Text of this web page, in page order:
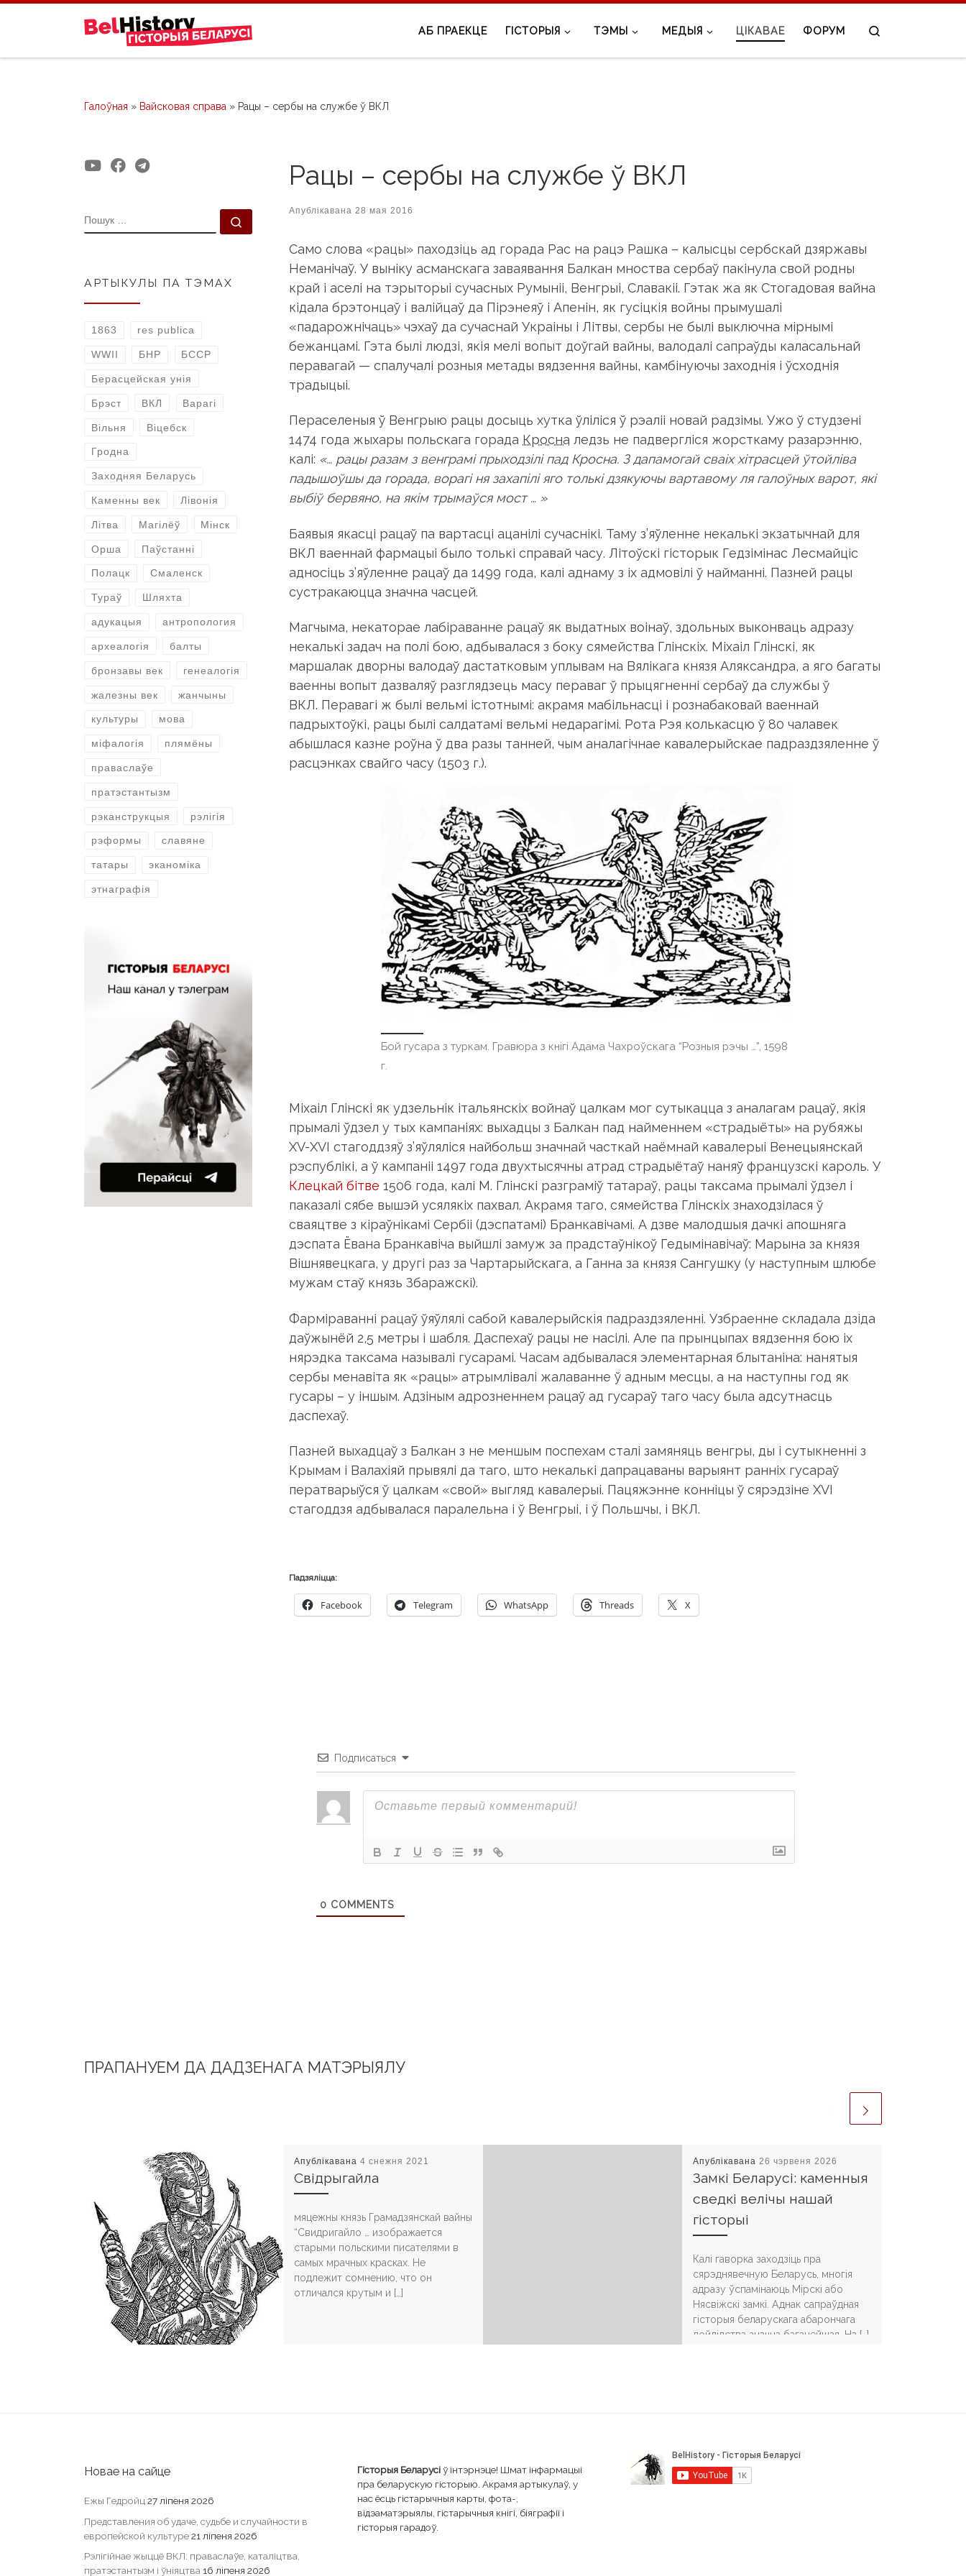
Skip to content
АБ ПРАЕКЦЕ ГІСТОРЫЯ ТЭМЫ МЕДЫЯ ЦІКАВАЕ ФОРУМ
Галоўная » Вайсковая справа » Рацы – сербы на службе ў ВКЛ
Рацы – сербы на службе ў ВКЛ
Апублікавана 28 мая 2016
Само слова «рацы» паходзіць ад горада Рас на рацэ Рашка – калысцы сербскай дзяржавы
Неманічаў. У выніку асманскага заваявання Балкан мноства сербаў пакінула свой родны
край і аселі на тэрыторыі сучасных Румыніі, Венгрыі, Славакіі. Гэтак жа як Стогадовая вайна
кідала брэтонцаў і валійцаў да Пірэнеяў і Апенін, як гусіцкія войны прымушалі
«падарожнічаць» чэхаў да сучаснай Украіны і Літвы, сербы не былі выключна мірнымі
бежанцамі. Гэта былі людзі, якія мелі вопыт доўгай вайны, валодалі сапраўды каласальнай
перавагай — спалучалі розныя метады вядзення вайны, камбінуючы заходнія і ўсходнія
традыцыі.
Пераселеныя ў Венгрыю рацы досыць хутка ўліліся ў рэаліі новай радзімы. Ужо ў студзені
1474 года жыхары польскага горада Кросна ледзь не падвергліся жорсткаму разарэнню,
калі: «… рацы разам з венграмі прыходзілі пад Кросна. З дапамогай сваіх хітрасцей ўтойліва
падышоўшы да горада, ворагі ня захапілі яго толькі дзякуючы вартавому ля галоўных варот, які
выбіў бервяно, на якім трымаўся мост … »
Баявыя якасці рацаў па вартасці ацанілі сучаснікі. Таму з’яўленне некалькі экзатычнай для
ВКЛ ваеннай фармацыі было толькі справай часу. Літоўскі гісторык Гедзімінас Лесмайціс
адносіць з’яўленне рацаў да 1499 года, калі аднаму з іх адмовілі ў найманні. Пазней рацы
сустракаюцца значна часцей.
Магчыма, некаторае лабіраванне рацаў як выдатных воінаў, здольных выконваць адразу
некалькі задач на полі бою, адбывалася з боку сямейства Глінскіх. Міхаіл Глінскі, як
маршалак дворны валодаў дастатковым уплывам на Вялікага князя Аляксандра, а яго багаты
ваенны вопыт дазваляў разглядзець масу пераваг ў прыцягненні сербаў да службы ў
ВКЛ. Перавагі ж былі вельмі істотнымі: акрамя мабільнасці і рознабаковай ваеннай
падрыхтоўкі, рацы былі салдатамі вельмі недарагімі. Рота Рэя колькасцю ў 80 чалавек
абышлася казне роўна ў два разы танней, чым аналагічнае кавалерыйскае падраздзяленне ў
расцэнках свайго часу (1503 г.).
Бой гусара з туркам. Гравюра з кнігі Адама Чахроўскага “Розныя рэчы …”, 1598
г.
Міхаіл Глінскі як удзельнік італьянскіх войнаў цалкам мог сутыкацца з аналагам рацаў, якія
прымалі ўдзел у тых кампаніях: выхадцы з Балкан пад найменнем «страдыёты» на рубяжы
XV-XVI стагоддзяў з’яўляліся найбольш значнай часткай наёмнай кавалерыі Венецыянскай
рэспублікі, а ў кампаніі 1497 года двухтысячны атрад страдыётаў наняў французскі кароль. У
Клецкай бітве 1506 года, калі М. Глінскі разграміў татараў, рацы таксама прымалі ўдзел і
паказалі сябе вышэй усялякіх пахвал. Акрамя таго, сямейства Глінскіх знаходзілася ў
сваяцтве з кіраўнікамі Сербіі (дэспатамі) Бранкавічамі. А дзве малодшыя дачкі апошняга
дэспата Ёвана Бранкавіча выйшлі замуж за прадстаўнікоў Гедымінавічаў: Марына за князя
Вішнявецкага, у другі раз за Чартарыйскага, а Ганна за князя Сангушку (у наступным шлюбе
мужам стаў князь Збаражскі).
Фарміраванні рацаў ўяўлялі сабой кавалерыйскія падраздзяленні. Узбраенне складала дзіда
даўжынёй 2,5 метры і шабля. Даспехаў рацы не насілі. Але па прынцыпах вядзення бою іх
нярэдка таксама называлі гусарамі. Часам адбывалася элементарная блытаніна: нанятыя
сербы менавіта як «рацы» атрымлівалі жалаванне ў адным месцы, а на наступны год як
гусары – у іншым. Адзіным адрозненнем рацаў ад гусараў таго часу была адсутнасць
даспехаў.
Пазней выхадцаў з Балкан з не меншым поспехам сталі замяняць венгры, ды і сутыкненні з
Крымам і Валахіяй прывялі да таго, што некалькі дапрацаваны варыянт ранніх гусараў
ператварыўся ў цалкам «свой» выгляд кавалерыі. Пацяжэнне конніцы ў сярэдзіне XVI
стагоддзя адбывалася паралельна і ў Венгрыі, і ў Польшчы, і ВКЛ.
Падзяліцца:
Facebook Telegram WhatsApp Threads X
Подписаться
0 COMMENTS
ПРАПАНУЕМ ДА ДАДЗЕНАГА МАТЭРЫЯЛУ
Апублікавана 4 снежня 2021
Свідрыгайла
мяцежны князь Грамадзянскай вайны
“Свидригайло … изображается
старыми польскими писателями в
самых мрачных красках. Не
подлежит сомнению, что он
отличался крутым и […]
Апублікавана 26 чэрвеня 2026
Замкі Беларусі: каменныя
сведкі велічы нашай
гісторыі
Калі гаворка заходзіць пра
сярэднявечную Беларусь, многія
адразу ўспамінаюць Мірскі або
Нясвіжскі замкі. Аднак сапраўдная
гісторыя беларускага абарончага
дойлідства значна багацейшая. На […]
ПОШУК
АРТЫКУЛЫ ПА ТЭМАХ
1863 res publica
WWII БНР БССР
Берасцейская унія
Брэст ВКЛ Варагі
Вільня Віцебск
Гродна
Заходняя Беларусь
Каменны век Лівонія
Літва Магілёў Мінск
Орша Паўстанні
Полацк Смаленск
Тураў Шляхта
адукацыя антропология
археалогія балты
бронзавы век генеалогія
жалезны век жанчыны
культуры мова
міфалогія плямёны
праваслаўе
пратэстантызм
рэканструкцыя рэлігія
рэформы славяне
татары эканоміка
этнаграфія
Новае на сайце
Ежы Гедройц27 ліпеня 2026
Представления об удаче, судьбе и случайности в
европейской культуре21 ліпеня 2026
Рэлігійнае жыццё ВКЛ: праваслаўе, каталіцтва,
пратэстантызм і ўніяцтва16 ліпеня 2026
Гісторыя Беларусіў інтэрнэце! Шмат інфармацыі
пра беларускую гісторыю. Акрамя артыкулаў, у
нас ёсць гістарычныя карты, фота-,
відэаматэрыялы, гістарычныя кнігі, біяграфіі і
гісторыя гарадоў.